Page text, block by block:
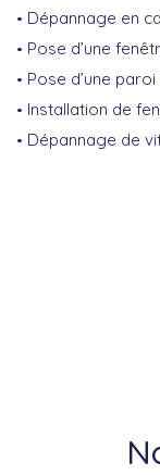
Dépannage en
Pose d’une
Pose d’une
Installation de
Dépannage de